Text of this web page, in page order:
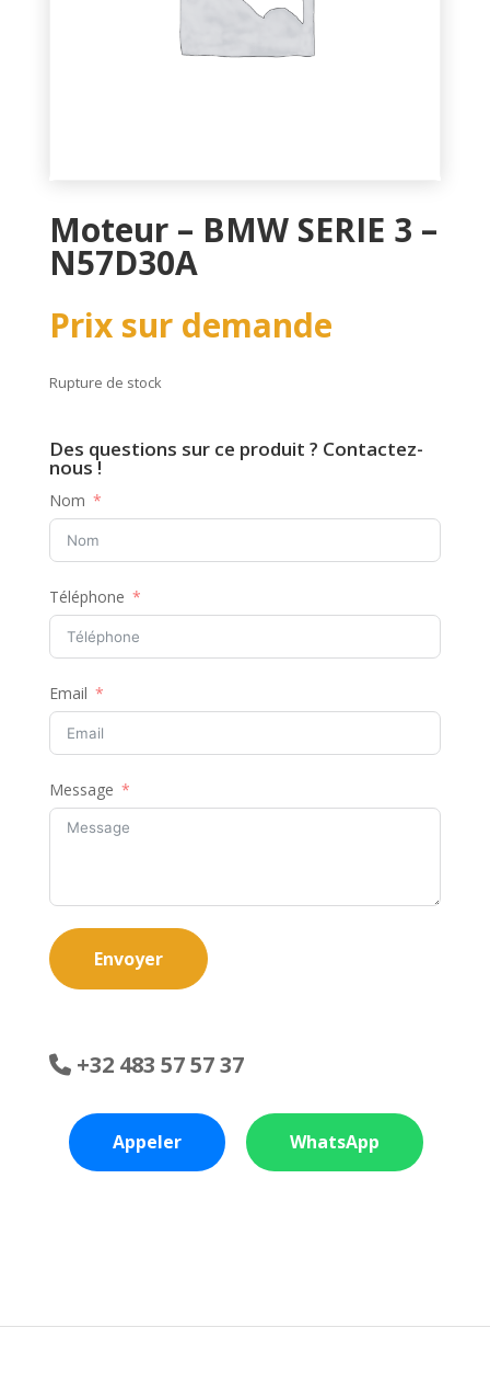
Moteur – BMW SERIE 3 –
N57D30A
Prix sur demande
Rupture de stock
Des questions sur ce produit ? Contactez-
nous !
Nom
Téléphone
Email
Message
Envoyer
+32 483 57 57 37
Appeler WhatsApp